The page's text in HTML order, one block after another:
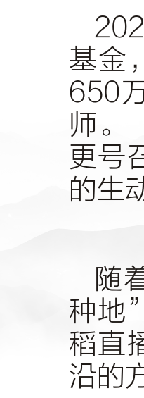
基金
650
师。
更号
的生
随
种地
稻直
沿的